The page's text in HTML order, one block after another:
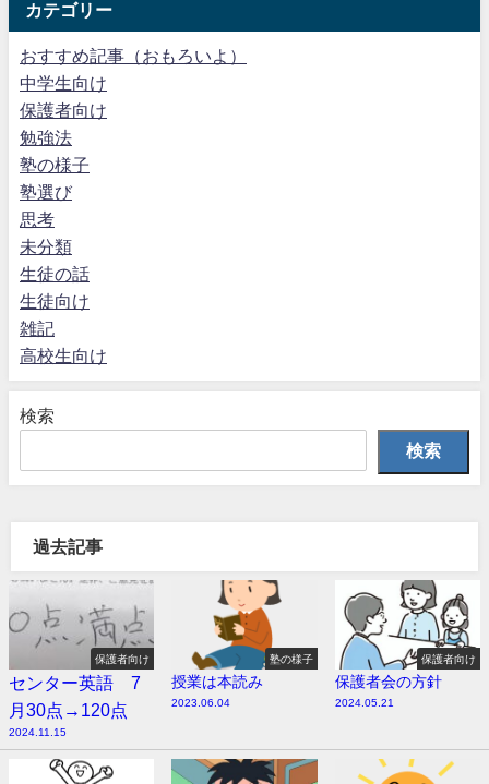
カテゴリー
おすすめ記事（おもろいよ）
中学生向け
保護者向け
勉強法
塾の様子
塾選び
思考
未分類
生徒の話
生徒向け
雑記
高校生向け
検索
検索
過去記事
保護者向け
センター英語 7
月30点→120点
2024.11.15
塾の様子
授業は本読み
2023.06.04
保護者向け
保護者会の方針
2024.05.21